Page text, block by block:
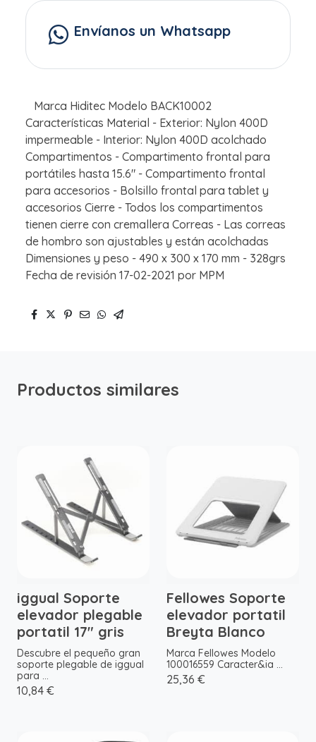
Envíanos un Whatsapp
Marca Hiditec Modelo BACK10002
Características Material - Exterior: Nylon 400D
impermeable - Interior: Nylon 400D acolchado
Compartimentos - Compartimento frontal para
portátiles hasta 15.6" - Compartimento frontal
para accesorios - Bolsillo frontal para tablet y
accesorios Cierre - Todos los compartimentos
tienen cierre con cremallera Correas - Las correas
de hombro son ajustables y están acolchadas
Dimensiones y peso - 490 x 300 x 170 mm - 328grs
Fecha de revisión 17-02-2021 por MPM
Productos similares
iggual Soporte
elevador plegable
portatil 17" gris
Descubre el pequeño gran
soporte plegable de iggual
para ...
10,84 €
Fellowes Soporte
elevador portatil
Breyta Blanco
Marca Fellowes Modelo
100016559 Caracter&ia ...
25,36 €